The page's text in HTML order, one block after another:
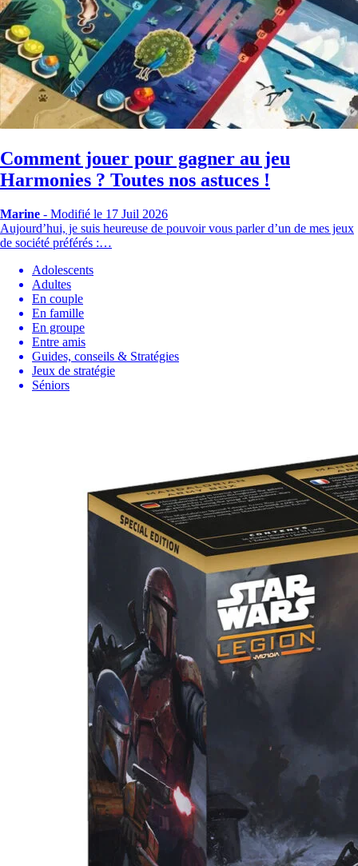
Comment jouer pour gagner au jeu
Harmonies ? Toutes nos astuces !
Marine - Modifié le 17 Juil 2026
Aujourd’hui, je suis heureuse de pouvoir vous parler d’un de mes jeux
de société préférés :…
Adolescents
Adultes
En couple
En famille
En groupe
Entre amis
Guides, conseils & Stratégies
Jeux de stratégie
Séniors